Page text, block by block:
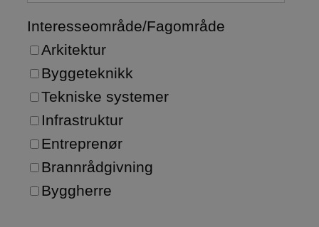
Interesseområde/Fagområde
Arkitektur
Byggeteknikk
Tekniske systemer
Infrastruktur
Entreprenør
Brannrådgivning
Byggherre